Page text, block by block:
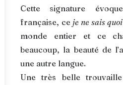
Cette signature
française, ce je ne sais quoi
monde entier et ce
beaucoup, la beauté de
une autre langue.
Une très belle